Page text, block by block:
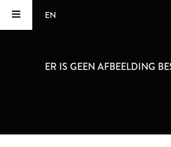
EN
ER IS GEEN AFBEELDING